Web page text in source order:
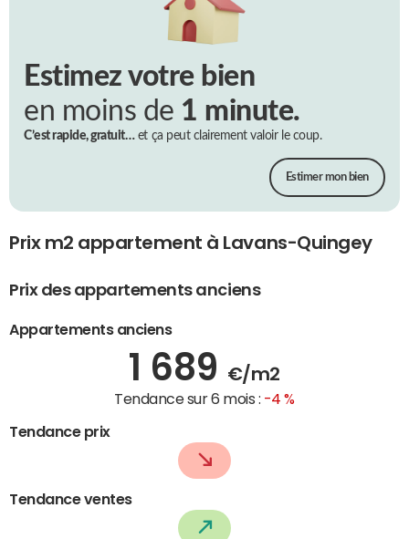
Estimez votre bien
en moins de 1 minute.
C’est rapide, gratuit…et ça peut clairement valoir le coup.
Estimer mon bien
Prix m2 appartement à Lavans-Quingey
Prix des appartements anciens
Appartements anciens
1 689 €/m2
Tendance sur 6 mois : -4 %
Tendance prix
Tendance ventes